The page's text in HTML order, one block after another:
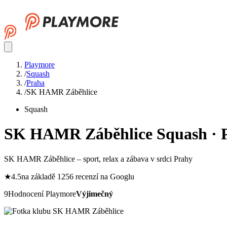
Playmore
/Squash
/Praha
/SK HAMR Záběhlice
Squash
SK HAMR Záběhlice Squash ·
SK HAMR Záběhlice – sport, relax a zábava v srdci Prahy
★4.5na základě 1256 recenzí na Googlu
9Hodnocení PlaymoreVýjimečný